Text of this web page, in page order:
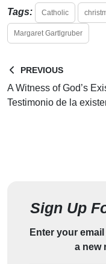
Tags: Catholic
Margaret Gartlgruber
PREVIOUS
A Witness of God’s
Testimonio de la
Sign Up
Enter your
a new